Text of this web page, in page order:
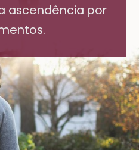
ascendência por